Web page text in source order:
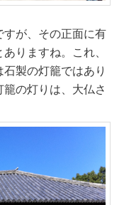
が、その正面に有
りますね。これ、
製の灯籠ではあり
の灯りは、大仏さ